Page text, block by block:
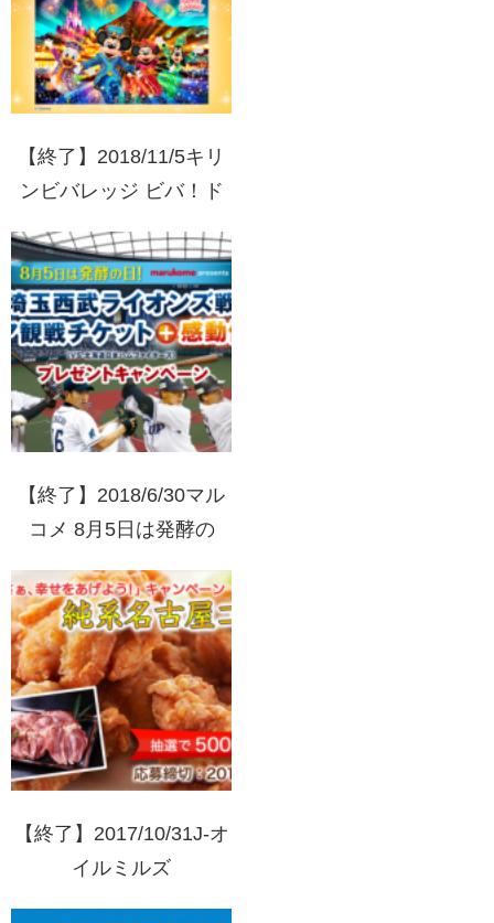
【終了】2018/11/5キリ
ンビバレッジ ビバ！ド
ペーン 東京ディズニー
シースペシャルナイト
10000名様ご招待！
【終了】2018/6/30マル
コメ 8月5日は発酵の
戦 ペア観戦チケット+感
動体験プレゼントキャン
ペーン
【終了】2017/10/31J-オ
イルミルズ